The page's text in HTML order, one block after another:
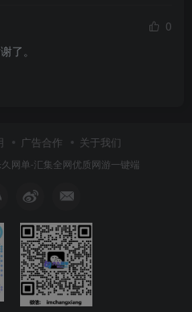
0
了。
广告合作 关于我们
久网单-汇集全网优质网游一键端